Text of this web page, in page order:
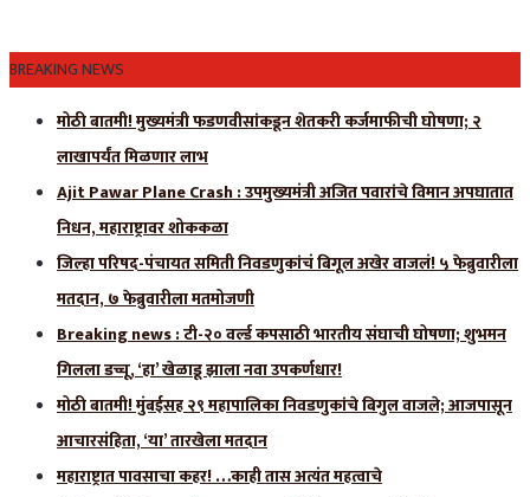
BREAKING NEWS
मोठी बातमी! मुख्यमंत्री फडणवीसांकडून शेतकरी कर्जमाफीची घोषणा; २
लाखापर्यंत मिळणार लाभ
Ajit Pawar Plane Crash : उपमुख्यमंत्री अजित पवारांचे विमान अपघातात
निधन, महाराष्ट्रावर शोककळा
जिल्हा परिषद-पंचायत समिती निवडणुकांचं बिगूल अखेर वाजलं! ५ फेब्रुवारीला
मतदान, ७ फेब्रुवारीला मतमोजणी
Breaking news : टी-२० वर्ल्ड कपसाठी भारतीय संघाची घोषणा; शुभमन
गिलला डच्चू, ‘हा’ खेळाडू झाला नवा उपकर्णधार!
मोठी बातमी! मुंबईसह २९ महापालिका निवडणुकांचे बिगुल वाजले; आजपासून
आचारसंहिता, ‘या’ तारखेला मतदान
महाराष्ट्रात पावसाचा कहर! …काही तास अत्यंत महत्वाचे